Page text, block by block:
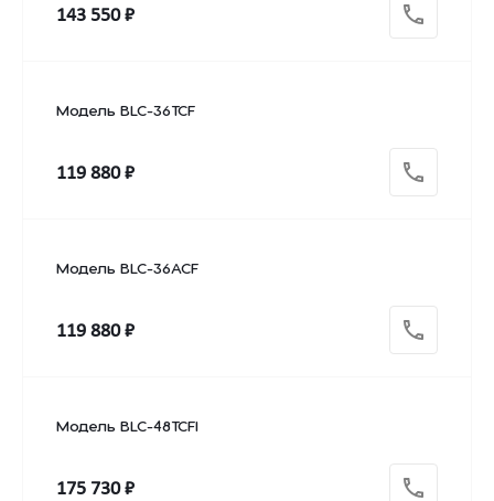
143 550 ₽
Модель BLC-36TCF
119 880 ₽
Модель BLC-36ACF
119 880 ₽
Модель BLC-48TCFI
175 730 ₽